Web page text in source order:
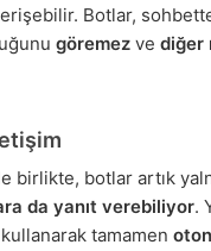
Botlar,
göremez ve diğer
birlikte, botlar artık
da yanıt verebiliyor.
tamamen